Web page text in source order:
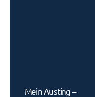
Mein Austing –